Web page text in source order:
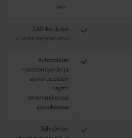
min.
EAS-koulutus
4 verkkoteoriatuntia
Autokoulun
moottoripyörän ja
ajovarusteiden
käyttö
ensimmäisessä
ajokokeessa
Sähköinen